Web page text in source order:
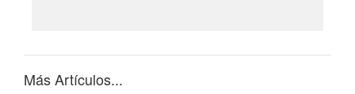
Más Artículos...